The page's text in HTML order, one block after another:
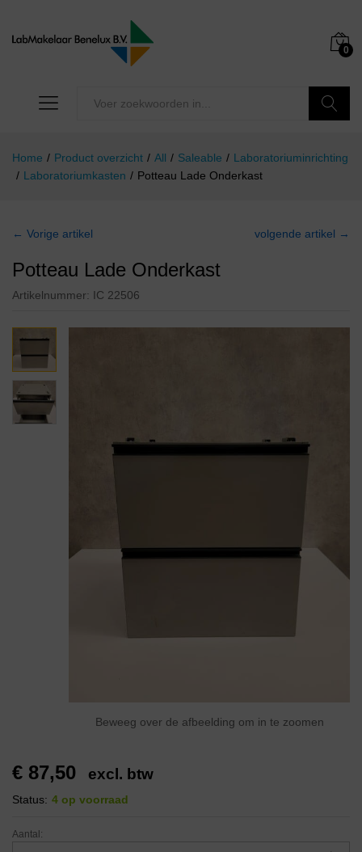
0
Home / Product overzicht / All / Saleable / Laboratoriuminrichting
/ Laboratoriumkasten / Potteau Lade Onderkast
← Vorige artikel volgende artikel →
Potteau Lade Onderkast
Artikelnummer: IC 22506
Beweeg over de afbeelding om in te zoomen
€ 87,50 excl. btw
Status: 4 op voorraad
Aantal: